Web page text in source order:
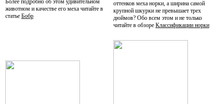
Более подробно об этом удивительном
животном и качестве его меха читайте в
статье Бобр
оттенков меха норки, а ширина самой
крупной шкурки не превышает трех
дюймов? Обо всем этом и не только
читайте в обзоре Классификации норки